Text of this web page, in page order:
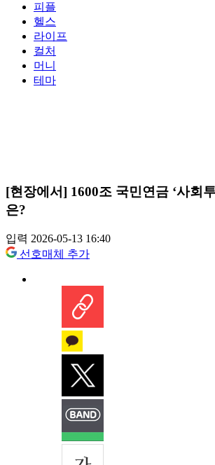
피플
헬스
라이프
컬처
머니
테마
[현장에서] 1600조 국민연금 ‘사회
은?
입력 2026-05-13 16:40
선호매체 추가